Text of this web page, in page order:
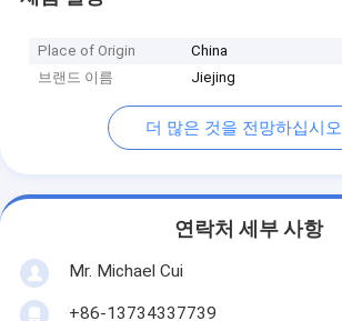
Place of Origin
China
브랜드 이름
Jiejing
더 많은 것을 전망하십시오
연락처 세부 사항
Mr. Michael Cui
+86-13734337739